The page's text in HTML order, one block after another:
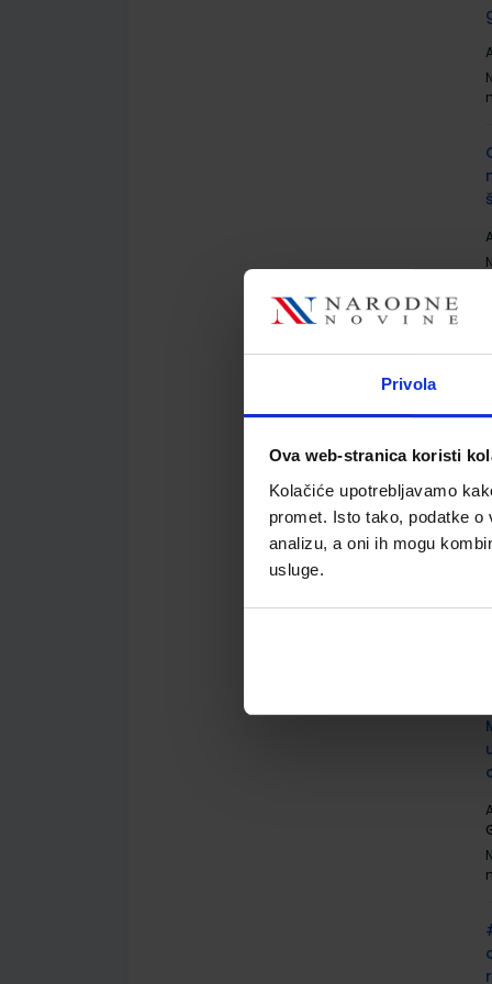
Privola
Ova web-stranica koristi
Kolačiće upotrebljavamo
promet. Isto tako, podatke
analizu, a oni ih mogu
usluge.